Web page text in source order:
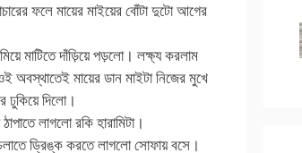
ফলে মায়ের মাইয়ের বোঁটা দুটো আগের
মাটিতে দাঁড়িয়ে পড়লো। লক্ষ্য করলাম
অবস্থাতেই মায়ের ডান মাইটা নিজের মুখে
ঢুকিয়ে দিলো।
লাগলো রকি হারামিটা।
ড্রিঙ্ক করতে লাগলো সোফায় বসে।